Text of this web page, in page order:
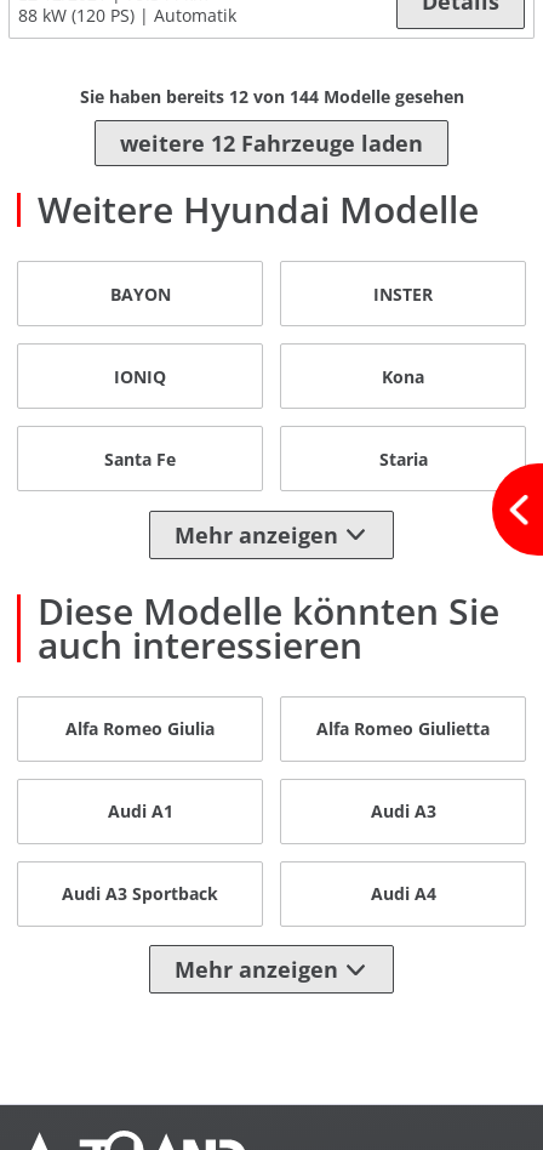
88 kW (120 PS)
Automatik
Sie haben bereits 12von 144Modelle gesehen
weitere 12 Fahrzeuge laden
Weitere Hyundai Modelle
BAYON INSTER
IONIQ Kona
Santa Fe Staria
Mehr anzeigen
Diese Modelle könnten Sie
auch interessieren
Alfa Romeo Giulia Alfa Romeo Giulietta
Audi A1 Audi A3
Audi A3 Sportback Audi A4
Mehr anzeigen